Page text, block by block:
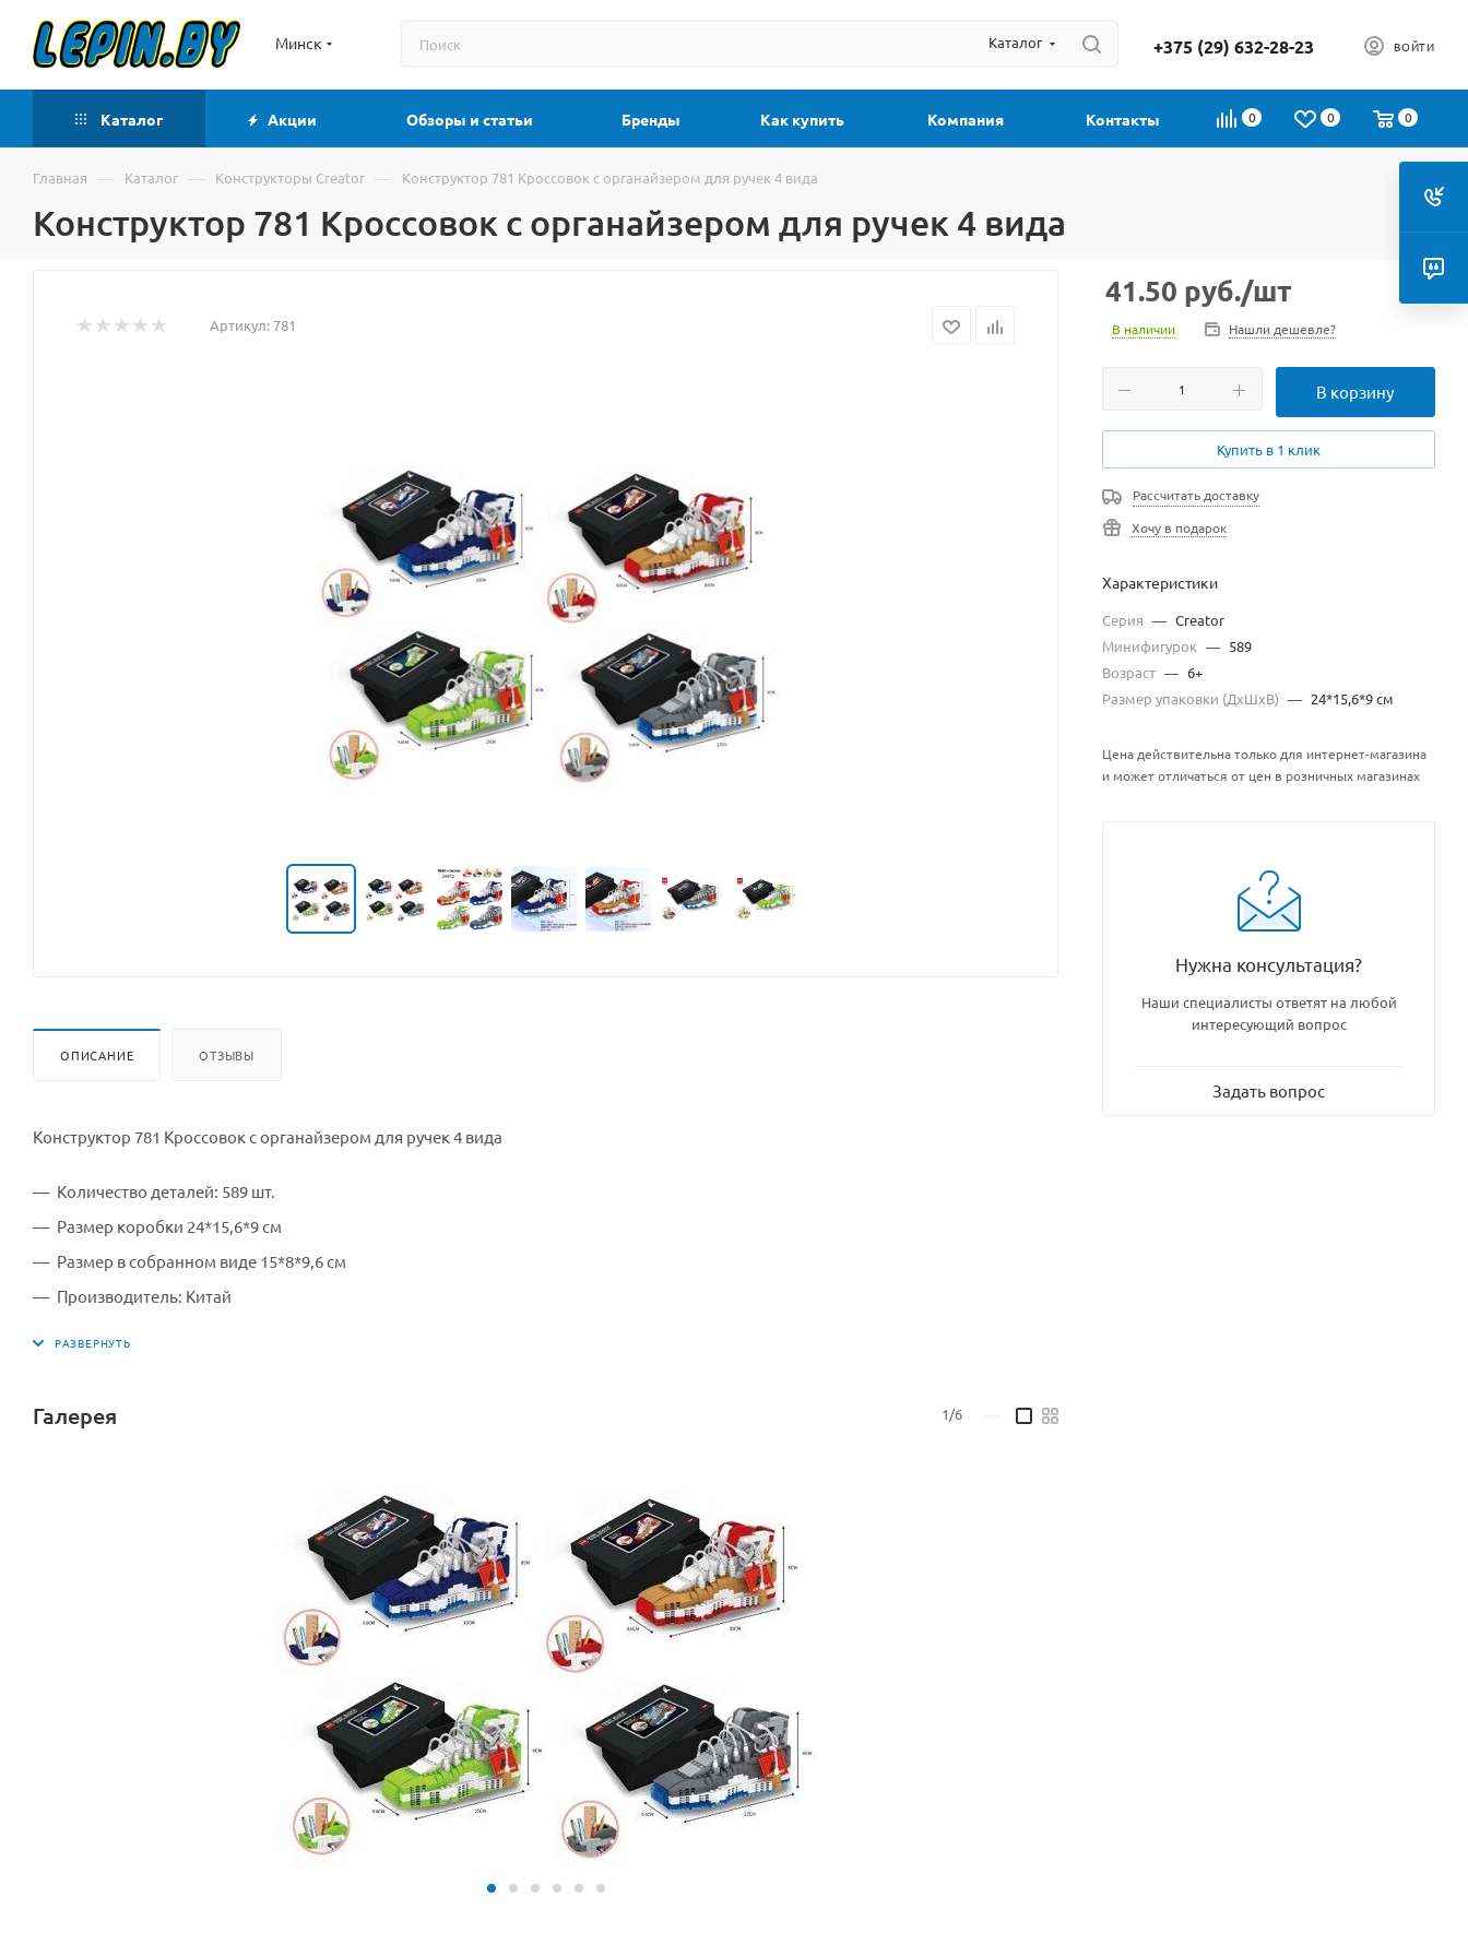
Минск Каталог +375 (29) 632-28-23 ВОЙТИ
0 0 0
Каталог Акции Обзоры и статьи Бренды Как купить Компания Контакты
Главная — Каталог — Конструкторы Creator — Конструктор 781 Кроссовок с органайзером для ручек 4 вида
Конструктор 781 Кроссовок с органайзером для ручек 4 вида
Артикул: 781
ОПИСАНИЕ ОТЗЫВЫ
Конструктор 781 Кроссовок с органайзером для ручек 4 вида
Количество деталей: 589 шт.
Размер коробки 24*15,6*9 см
Размер в собранном виде 15*8*9,6 см
Производитель: Китай
материал упаковки: картон
Галерея 1/6
41.50 руб./шт
В наличии Нашли дешевле?
В корзину
Купить в 1 клик
Рассчитать доставку
Хочу в подарок
Характеристики
Серия — Creator
Минифигурок — 589
Возраст — 6+
Размер упаковки (ДхШхВ) — 24*15,6*9 см
Цена действительна только для интернет-магазина
и может отличаться от цен в розничных магазинах
Нужна консультация?
Наши специалисты ответят на любой
интересующий вопрос
Задать вопрос